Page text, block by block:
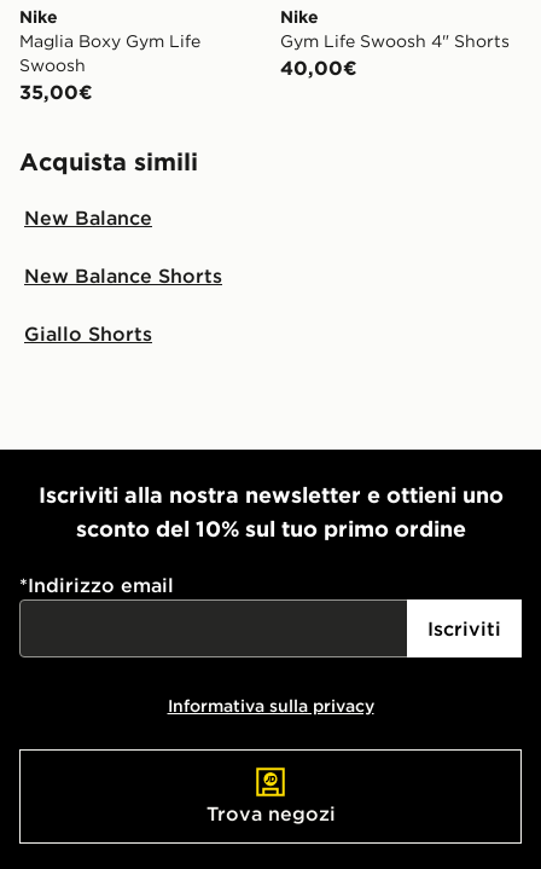
Nike
Maglia Boxy Gym Life
Swoosh
35,00€
Nike
Gym Life Swoosh 4" Shorts
40,00€
Acquista simili
New Balance
New Balance Shorts
Giallo Shorts
Iscriviti alla nostra newsletter e ottieni uno
sconto del 10% sul tuo primo ordine
*Indirizzo email
Iscriviti
Informativa sulla privacy
Trova negozi